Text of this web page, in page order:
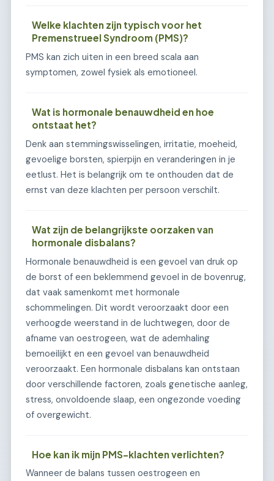
Welke klachten zijn typisch voor het
Premenstrueel Syndroom (PMS)?
PMS kan zich uiten in een breed scala aan
symptomen, zowel fysiek als emotioneel.
Wat is hormonale benauwdheid en hoe
ontstaat het?
Denk aan stemmingswisselingen, irritatie, moeheid,
gevoelige borsten, spierpijn en veranderingen in je
eetlust. Het is belangrijk om te onthouden dat de
ernst van deze klachten per persoon verschilt.
Wat zijn de belangrijkste oorzaken van
hormonale disbalans?
Hormonale benauwdheid is een gevoel van druk op
de borst of een beklemmend gevoel in de bovenrug,
dat vaak samenkomt met hormonale
schommelingen. Dit wordt veroorzaakt door een
verhoogde weerstand in de luchtwegen, door de
afname van oestrogeen, wat de ademhaling
bemoeilijkt en een gevoel van benauwdheid
veroorzaakt. Een hormonale disbalans kan ontstaan
door verschillende factoren, zoals genetische aanleg,
stress, onvoldoende slaap, een ongezonde voeding
of overgewicht.
Hoe kan ik mijn PMS-klachten verlichten?
Wanneer de balans tussen oestrogeen en